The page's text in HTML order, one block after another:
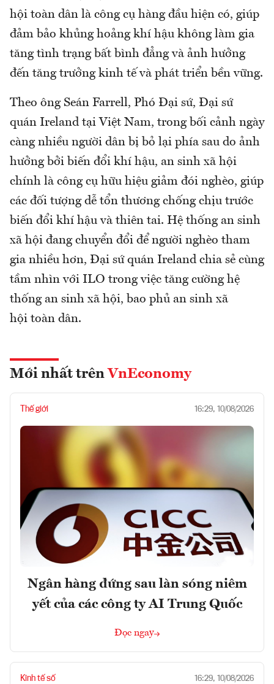
hội toàn dân là công cụ hàng đầu hiện có, giúp
đảm bảo khủng hoảng khí hậu không làm gia
tăng tình trạng bất bình đẳng và ảnh hưởng
đến tăng trưởng kinh tế và phát triển bền vững.
Theo ông Seán Farrell, Phó Đại sứ, Đại sứ
quán Ireland tại Việt Nam, trong bối cảnh ngày
càng nhiều người dân bị bỏ lại phía sau do ảnh
hưởng bởi biến đổi khí hậu, an sinh xã hội
chính là công cụ hữu hiệu giảm đói nghèo, giúp
các đối tượng dễ tổn thương chống chịu trước
biến đổi khí hậu và thiên tai. Hệ thống an sinh
xã hội đang chuyển đổi để người nghèo tham
gia nhiều hơn, Đại sứ quán Ireland chia sẻ cùng
tầm nhìn với ILO trong việc tăng cường hệ
thống an sinh xã hội, bao phủ an sinh xã
hội toàn dân.
Mới nhất trên VnEconomy
Thế giới 16:29, 10/08/2026
Ngân hàng đứng sau làn sóng niêm
yết của các công ty AI Trung Quốc
Đọc ngay
Kinh tế số 16:29, 10/08/2026